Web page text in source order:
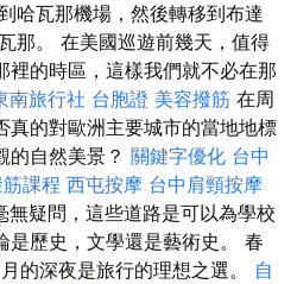
哈瓦那機場，然後轉移到布達
那。 在美國巡遊前幾天，值得
裡的時區，這樣我們就不必在那
南旅行社 台胞證 美容撥筋 在周
真的對歐洲主要城市的當地地標
的自然美景？ 關鍵字優化 台中
課程 西屯按摩 台中肩頸按摩
無疑問，這些道路是可以為學校
是歷史，文學還是藝術史。 春
的深夜是旅行的理想之選。 自